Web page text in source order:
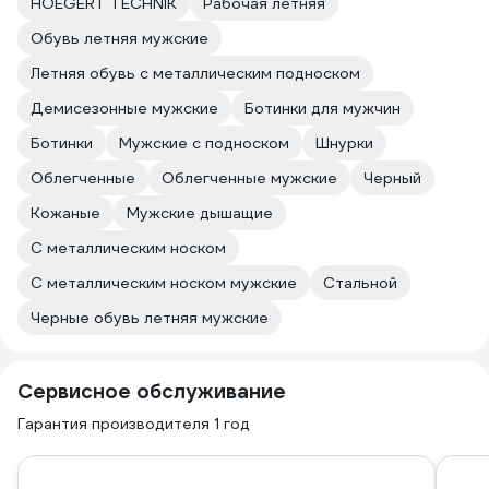
Обувь летняя мужские
Летняя обувь с металлическим подноском
Демисезонные мужские
Ботинки для мужчин
Ботинки
Мужские с подноском
Шнурки
Облегченные
Облегченные мужские
Черный
Кожаные
Мужские дышащие
С металлическим носком
С металлическим носком мужские
Стальной
Черные обувь летняя мужские
Сервисное обслуживание
Гарантия производителя 1 год